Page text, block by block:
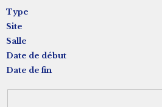
Type
Site
Salle
Date de début
Date de fin